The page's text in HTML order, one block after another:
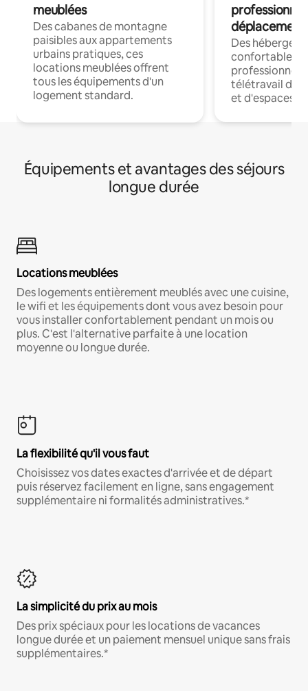
meublées
Des cabanes de montagne
paisibles aux appartements
urbains pratiques, ces
locations meublées offrent
tous les équipements d'un
logement standard.
déplacement
Des
confortables
professionnels
télétravail
et d'espaces
Équipements et avantages des séjours
longue durée
Locations meublées
Des logements entièrement meublés avec une cuisine,
le wifi et les équipements dont vous avez besoin pour
vous installer confortablement pendant un mois ou
plus. C'est l'alternative parfaite à une location
moyenne ou longue durée.
La flexibilité qu'il vous faut
Choisissez vos dates exactes d'arrivée et de départ
puis réservez facilement en ligne, sans engagement
supplémentaire ni formalités administratives.*
La simplicité du prix au mois
Des prix spéciaux pour les locations de vacances
longue durée et un paiement mensuel unique sans frais
supplémentaires.*